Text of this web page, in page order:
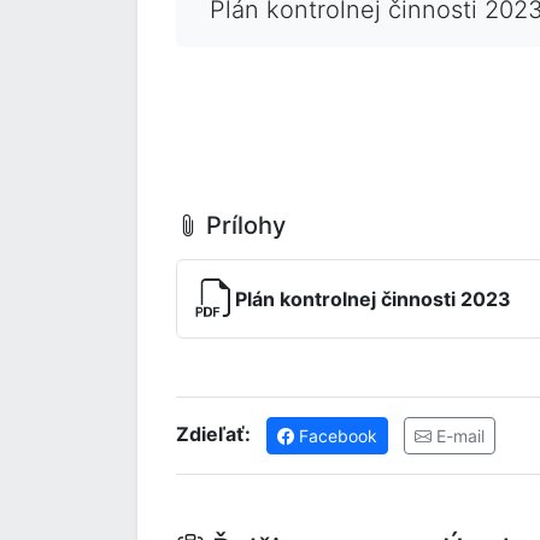
Plán kontrolnej činnosti
Prílohy
Plán kontrolnej činnosti 2023
Zdieľať: Facebook E-mail